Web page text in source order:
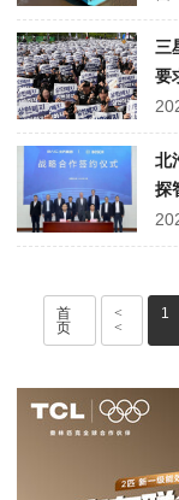
三
要
北
探
首
页
<
<
1